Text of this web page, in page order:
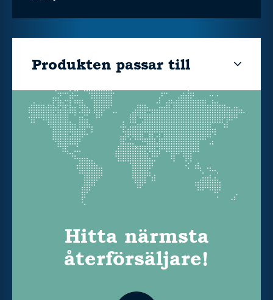
Produkten passar till
Hitta närmsta
återförsäljare!